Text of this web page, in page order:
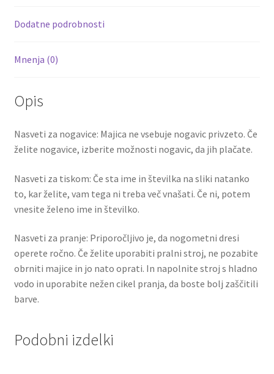
k
Dodatne podrobnosti
Mnenja (0)
Opis
Nasveti za nogavice: Majica ne vsebuje nogavic privzeto. Če
želite nogavice, izberite možnosti nogavic, da jih plačate.
Nasveti za tiskom: Če sta ime in številka na sliki natanko
to, kar želite, vam tega ni treba več vnašati. Če ni, potem
vnesite želeno ime in številko.
Nasveti za pranje: Priporočljivo je, da nogometni dresi
operete ročno. Če želite uporabiti pralni stroj, ne pozabite
obrniti majice in jo nato oprati. In napolnite stroj s hladno
vodo in uporabite nežen cikel pranja, da boste bolj zaščitili
barve.
Podobni izdelki